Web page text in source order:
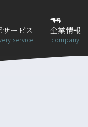
サービス
service
企業情報
company